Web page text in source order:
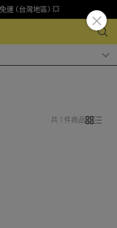
運 (台灣地區) 💥
共 1 件商品